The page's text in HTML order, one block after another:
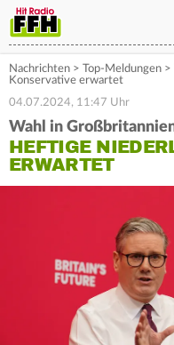
Nachrichten > Top-Meldungen >
Konservative erwartet
04.07.2024, 11:47 Uhr
Wahl in
HEFTIGE
ERWARTET